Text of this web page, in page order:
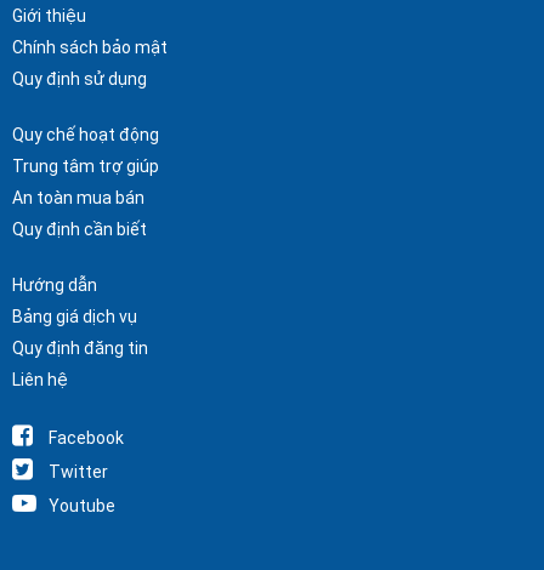
Giới thiệu
Chính sách bảo mật
Quy định sử dụng
Quy chế hoạt động
Trung tâm trợ giúp
An toàn mua bán
Quy định cần biết
Hướng dẫn
Bảng giá dịch vụ
Quy định đăng tin
Liên hệ
Facebook
Twitter
Youtube